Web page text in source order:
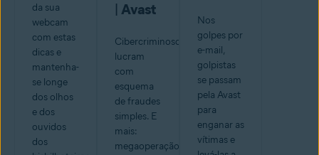
da sua
webcam
com estas
dicas e
mantenha-
se longe
dos olhos
e dos
ouvidos
dos
| Avast
Cibercriminosos
lucram
com
esquema
de fraudes
simples. E
mais:
megaoperação
Nos
golpes por
e-mail,
golpistas
se passam
pela Avast
para
enganar as
vítimas e